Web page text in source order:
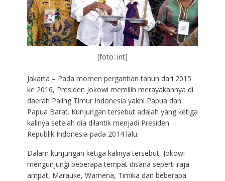
[foto: int]
Jakarta – Pada momen pergantian tahun dari 2015
ke 2016, Presiden Jokowi memilih merayakannya di
daerah Paling Timur Indonesia yakni Papua dan
Papua Barat. Kunjungan tersebut adalah yang ketiga
kalinya setelah dia dilantik menjadi Presiden
Republik Indonesia pada 2014 lalu.
Dalam kunjungan ketiga kalinya tersebut, Jokowi
mengunjungi beberapa tempat disana seperti raja
ampat, Marauke, Wamena, Timika dan beberapa